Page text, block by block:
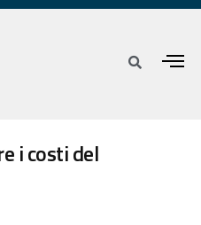
i costi del